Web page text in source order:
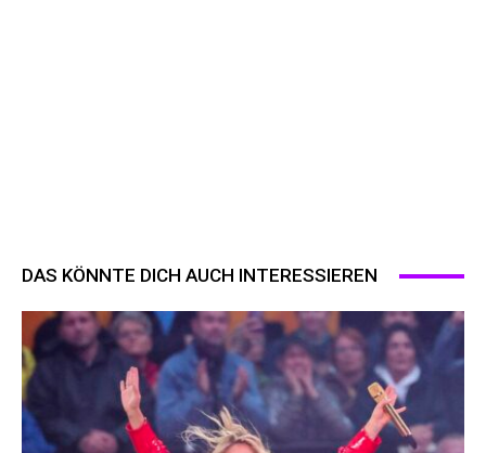
DAS KÖNNTE DICH AUCH INTERESSIEREN